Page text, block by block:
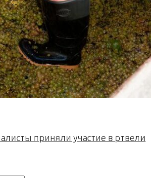
приняли участие в ртвели